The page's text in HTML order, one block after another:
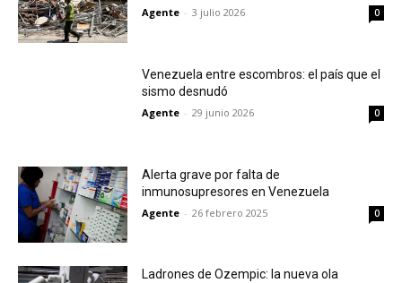
Agente - 3 julio 2026 0
Venezuela entre escombros: el país que el
sismo desnudó
Agente - 29 junio 2026 0
Alerta grave por falta de
inmunosupresores en Venezuela
Agente - 26 febrero 2025 0
Ladrones de Ozempic: la nueva ola